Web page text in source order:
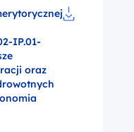
IP.01-
oraz